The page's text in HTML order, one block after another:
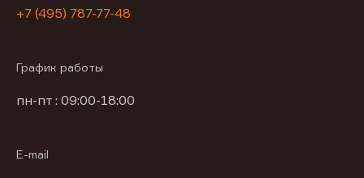
+7 (495) 787-77-48
График работы
пн-пт : 09:00-18:00
E-mail